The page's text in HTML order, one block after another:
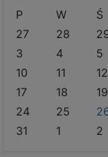
P
W Ś
27
28
3
4 5
10
11 12
17
18 19
24
25
31
1 2